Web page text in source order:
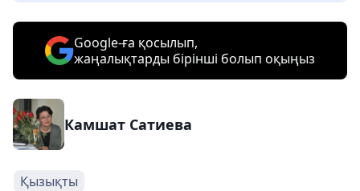
Google-ға қосылып,
жаңалықтарды бірінші болып оқыңыз
Камшат Сатиева
Қызықты